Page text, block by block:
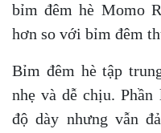
bỉm đêm hè Momo
hơn so với bỉm đêm
Bỉm đêm hè tập
nhẹ và dễ chịu.
độ dày nhưng vẫn